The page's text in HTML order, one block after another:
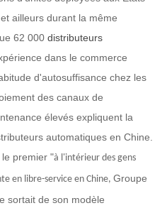
ailleurs durant la même
62 000 distributeurs
dans le commerce
d'autosuffisance chez les
des canaux de
élevés expliquent la
automatiques en Chine.
premier "à l'intérieur des gens
en libre-service en Chine, Groupe
sortait de son modèle